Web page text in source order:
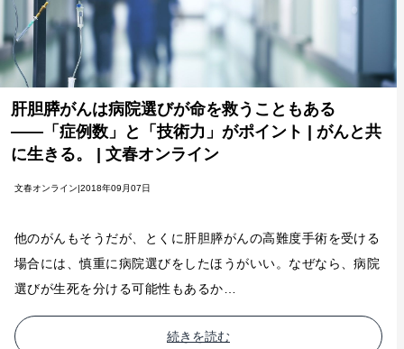
肝胆膵がんは病院選びが命を救うこともある
――「症例数」と「技術力」がポイント | がんと共
に生きる。 | 文春オンライン
文春オンライン|2018年09月07日
他のがんもそうだが、とくに肝胆膵がんの高難度手術を受ける
場合には、慎重に病院選びをしたほうがいい。なぜなら、病院
選びが生死を分ける可能性もあるか…
続きを読む